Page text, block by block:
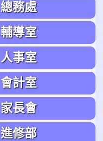
總務處
輔導室
人事室
會計室
家長會
進修部